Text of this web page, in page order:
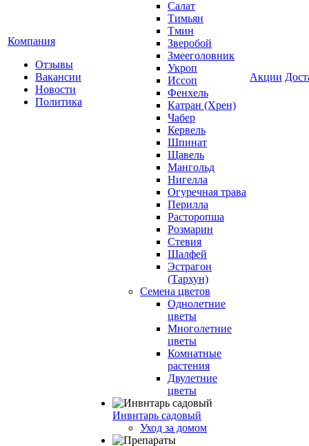
Компания
Отзывы
Вакансии
Новости
Политика
Салат
Тимьян
Тмин
Зверобой
Змееголовник
Укроп
Иссоп
Фенхель
Катран (Хрен)
Чабер
Кервель
Шпинат
Щавель
Мангольд
Нигелла
Огуречная трава
Перилла
Расторопша
Розмарин
Стевия
Шалфей
Эстрагон
(Тархун)
Семена цветов
Однолетние
цветы
Многолетние
цветы
Комнатные
растения
Двулетние
цветы
Инвнтарь садовый
Уход за домом
Акции